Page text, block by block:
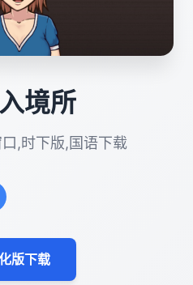
境所
,时下版,国语下载
版下载